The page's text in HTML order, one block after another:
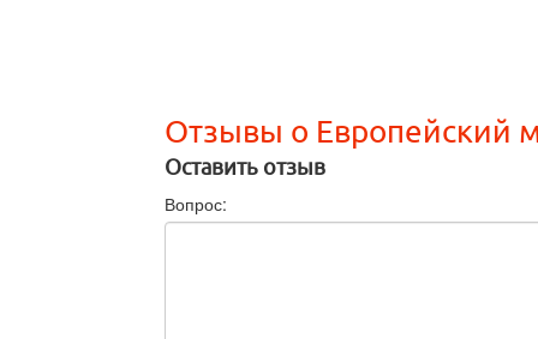
Отзывы о Европейский
Оставить отзыв
Вопрос: